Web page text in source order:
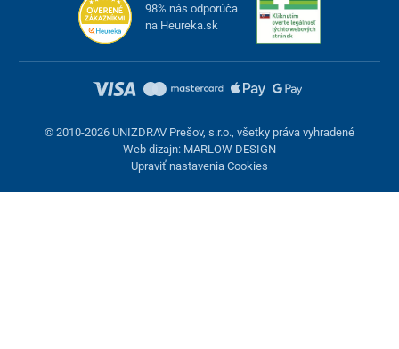
98% nás odporúča
na Heureka.sk
© 2010-2026 UNIZDRAV Prešov, s.r.o., všetky práva vyhradené
Web dizajn: MARLOW DESIGN
Upraviť nastavenia Cookies